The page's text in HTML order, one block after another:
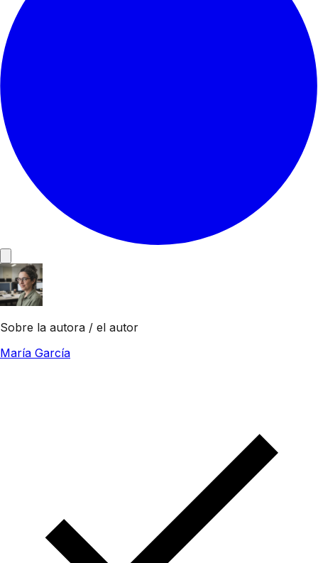
Sobre la autora / el autor
María García